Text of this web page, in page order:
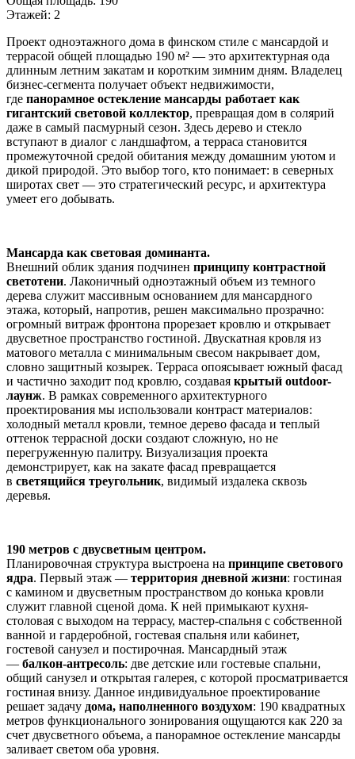
Этажей: 2
Проект одноэтажного дома в финском стиле с мансардой и
террасой общей площадью 190 м² — это архитектурная ода
длинным летним закатам и коротким зимним дням. Владелец
бизнес-сегмента получает объект недвижимости,
где панорамное остекление мансарды работает как
гигантский световой коллектор, превращая дом в солярий
даже в самый пасмурный сезон. Здесь дерево и стекло
вступают в диалог с ландшафтом, а терраса становится
промежуточной средой обитания между домашним уютом и
дикой природой. Это выбор того, кто понимает: в северных
широтах свет — это стратегический ресурс, и архитектура
умеет его добывать.
Мансарда как световая доминанта.
Внешний облик здания подчинен принципу контрастной
светотени. Лаконичный одноэтажный объем из темного
дерева служит массивным основанием для мансардного
этажа, который, напротив, решен максимально прозрачно:
огромный витраж фронтона прорезает кровлю и открывает
двусветное пространство гостиной. Двускатная кровля из
матового металла с минимальным свесом накрывает дом,
словно защитный козырек. Терраса опоясывает южный фасад
и частично заходит под кровлю, создавая крытый outdoor-
лаунж. В рамках современного архитектурного
проектирования мы использовали контраст материалов:
холодный металл кровли, темное дерево фасада и теплый
оттенок террасной доски создают сложную, но не
перегруженную палитру. Визуализация проекта
демонстрирует, как на закате фасад превращается
в светящийся треугольник, видимый издалека сквозь
деревья.
190 метров с двусветным центром.
Планировочная структура выстроена на принципе светового
ядра. Первый этаж — территория дневной жизни: гостиная
с камином и двусветным пространством до конька кровли
служит главной сценой дома. К ней примыкают кухня-
столовая с выходом на террасу, мастер-спальня с собственной
ванной и гардеробной, гостевая спальня или кабинет,
гостевой санузел и постирочная. Мансардный этаж
— балкон-антресоль: две детские или гостевые спальни,
общий санузел и открытая галерея, с которой просматривается
гостиная внизу. Данное индивидуальное проектирование
решает задачу дома, наполненного воздухом: 190 квадратных
метров функционального зонирования ощущаются как 220 за
счет двусветного объема, а панорамное остекление мансарды
заливает светом оба уровня.